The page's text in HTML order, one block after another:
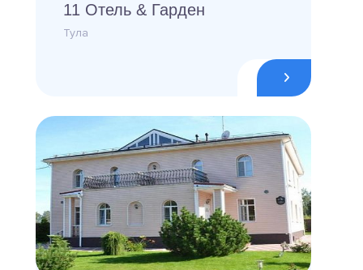
11 Отель & Гарден
Тула